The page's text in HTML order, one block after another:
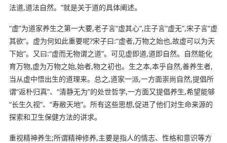
法道,道法自然。”就是关于道的具体阐述。
“虚”为道家养生之第一大要,老子言“虚其心”,庄子言“虚无”,宋子言“虚
其欲”。虚为何如此重要呢?宋子曰:“虚者,万物之始也,故虚可以为天
下始”。又曰:“虚而无物谓之道”。可见虚即道,道即自然。自然能化
育万物,虚为万物之始,始者,物之初也。生之本,本乎自然,善养生者,
当从虚中悟出生的道理来。总之,道家一派,一方面崇尚自然,提倡所
谓“返朴归真”、“清静无为”的处世哲学,一方面又提倡养生,希望能够
“长生久视”、“寿敝天地”。所有这些思想,促进了他们对生命来源的
探索和卫生保健方法的讲求。
重视精神养生;所谓精神修养,主要是指人的情志、性格和意识等方